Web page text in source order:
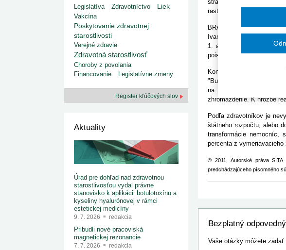
1. 7. 2026
redakcia
Ministerstvo zdravotníctva zverejnilo aktualizovaný
zoznam kategori...
29. 6. 2026
Rezort zdravotníctva zverejnil zoznam
kategorizovaných špeciálnych ...
29. 6. 2026
redakcia
Výzva na podporu dostupnosti zdravotnej
starostlivosti v centrách z...
2015
Od 1. augusta 2026 sa začína šesťmesačné prechodné
implementáciu nových elektronických služieb v
štrajková pohotovosť vo
raste vstupov," vyhlásil šéf
BRATISLAVA 18. marca
Ivanom Uhliarikom totiž
1. apríla bude vyhlásená
poisťovne nižšie zmluvy pri
Konkrétna forma
"Bude to spoločný tlak,"
na dverách ambulancií.
zhromaždenie. K hrozbe
Podľa zdravotníkov je
štátneho rozpočtu, alebo
transformácie nemocníc,
percenta z
© 2011, Autorské práva
predchádzajúceho písomného
Bezplatný
Vaše otázky môžete zadať
Legislatíva
Zdravotníctvo Liek
Vakcína
Poskytovanie zdravotnej
starostlivosti
Verejné zdravie
Zdravotná starostlivosť
Choroby z povolania
Financovanie
Legislatívne zmeny
Register kľúčových slov
Aktuality
Úrad pre dohľad nad zdravotnou
starostlivosťou vydal právne
stanovisko k aplikácii botulotoxínu a
kyseliny hyalurónovej v rámci
estetickej medicíny
9. 7. 2026 redakcia
Pribudli nové pracoviská
magnetickej rezonancie
7. 7. 2026 redakcia